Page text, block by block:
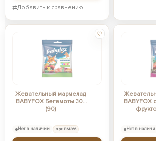
⇄Добавить к сравнению
Жевательный мармелад
BABYFOX Бегемоты 30г
(90)
Нет в наличии арт. ВМ366
BABYFOX
Нет в